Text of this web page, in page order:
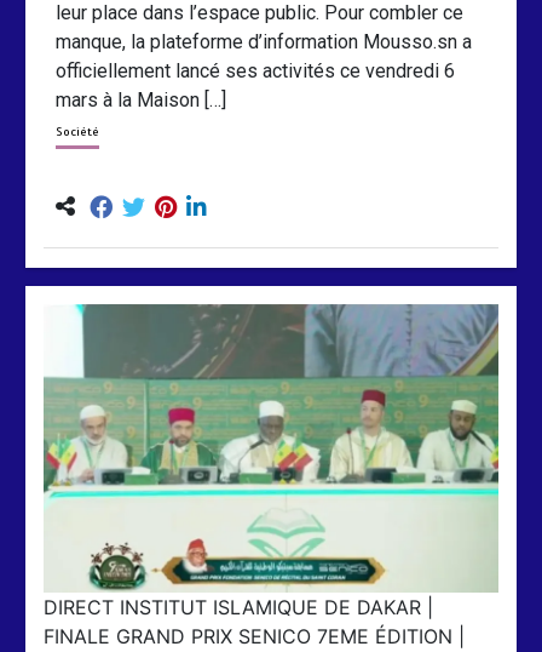
leur place dans l’espace public. Pour combler ce
manque, la plateforme d’information Mousso.sn a
officiellement lancé ses activités ce vendredi 6
mars à la Maison […]
Société
DIRECT INSTITUT ISLAMIQUE DE DAKAR |
FINALE GRAND PRIX SENICO 7EME ÉDITION |